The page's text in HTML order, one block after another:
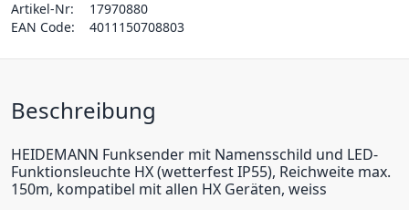
Artikel-Nr:
17970880
EAN Code:
4011150708803
Beschreibung
HEIDEMANN Funksender mit Namensschild und LED-
Funktionsleuchte HX (wetterfest IP55), Reichweite max.
150m, kompatibel mit allen HX Geräten, weiss